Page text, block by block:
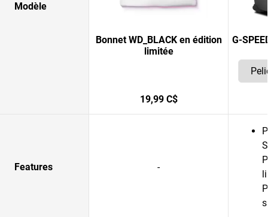
Modèle
Bonnet WD_BLACK en édition
limitée
19,99 C$
G-
Features -